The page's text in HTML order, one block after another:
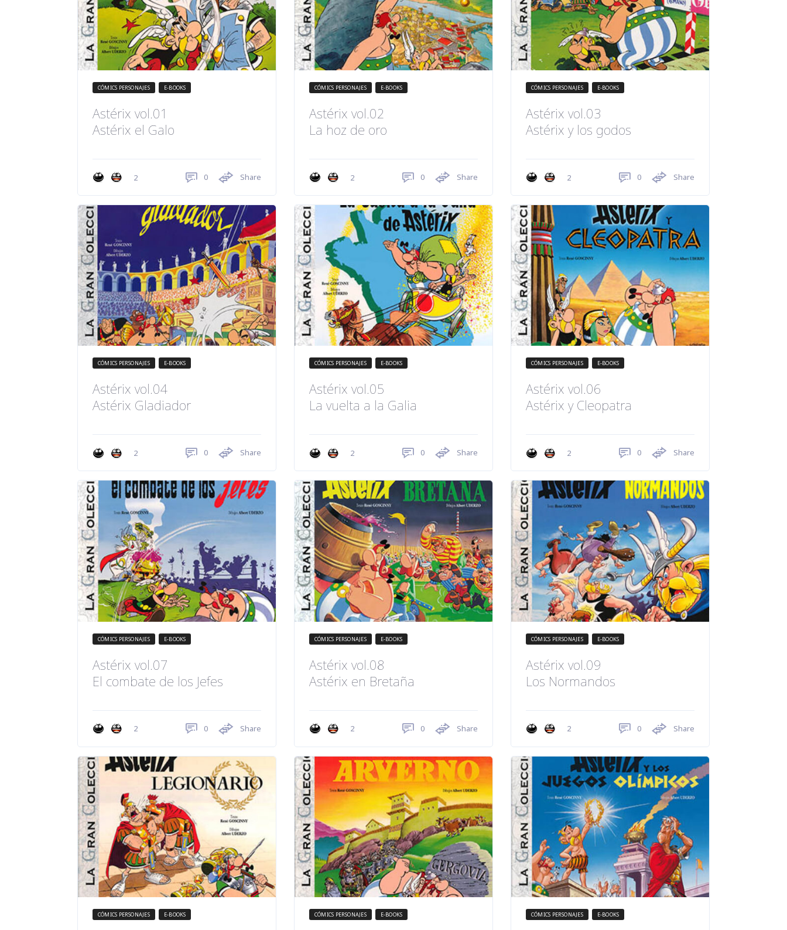
CÓMICS PERSONAJES E-BOOKS
Astérix vol.01
Astérix el Galo
2 0 Share
CÓMICS PERSONAJES E-BOOKS
Astérix vol.02
La hoz de oro
2 0 Share
CÓMICS PERSONAJES E-BOOKS
Astérix vol.03
Astérix y los godos
2 0 Share
CÓMICS PERSONAJES E-BOOKS
Astérix vol.04
Astérix Gladiador
2 0 Share
CÓMICS PERSONAJES E-BOOKS
Astérix vol.05
La vuelta a la Galia
2 0 Share
CÓMICS PERSONAJES E-BOOKS
Astérix vol.06
Astérix y Cleopatra
2 0 Share
CÓMICS PERSONAJES E-BOOKS
Astérix vol.07
El combate de los Jefes
2 0 Share
CÓMICS PERSONAJES E-BOOKS
Astérix vol.08
Astérix en Bretaña
2 0 Share
CÓMICS PERSONAJES E-BOOKS
Astérix vol.09
Los Normandos
2 0 Share
CÓMICS PERSONAJES E-BOOKS CÓMICS PERSONAJES E-BOOKS CÓMICS PERSONAJES E-BOOKS